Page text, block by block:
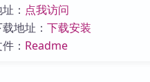
： 点我访问
地址： 下载安装
： Readme